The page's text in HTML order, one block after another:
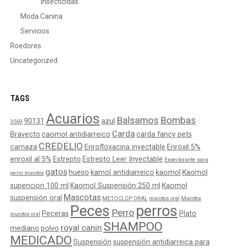
Moda Canina
Servicios
Roedores
Uncategorized
TAGS
3569 90131 Acuarios azul Balsamos Bombas
Bravecto caomol antidiarreico Carda carda fancy pets
carnaza CREDELIO Enrofloxacina inyectable Enroxil 5%
enroxil al 5% Estrepto Estrepto Leer Inyectable Expectorante para
perro mucotox gatoshueso kamol antidiarreico kaomol Kaomol
supencion 100 ml Kaomol Suspensión 250 ml Kaomol
suspensión oral Mascotas METOCLOP ORAL mucotos oral Mucotox
mucotox oral Peceras Peces Perro perros Plato
mediano polvo royal canin SHAMPOO
MEDICADO Suspensión suspensión antidiarreica para